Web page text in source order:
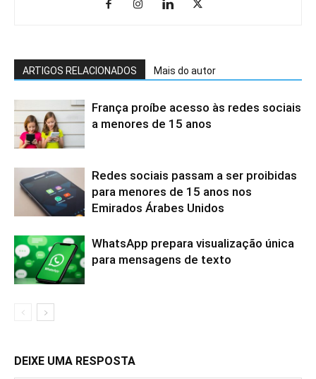
ARTIGOS RELACIONADOS Mais do autor
França proíbe acesso às redes sociais
a menores de 15 anos
Redes sociais passam a ser proibidas
para menores de 15 anos nos
Emirados Árabes Unidos
WhatsApp prepara visualização única
para mensagens de texto
DEIXE UMA RESPOSTA